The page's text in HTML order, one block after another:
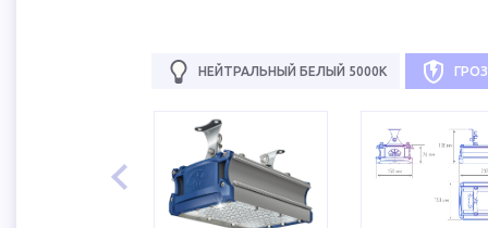
НЕЙТРАЛЬНЫЙ БЕЛЫЙ 5000К